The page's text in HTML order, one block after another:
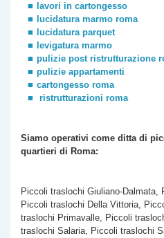
lavori in cartongesso
lucidatura marmo roma
lucidatura parquet
levigatura marmo
pulizie post ristrutturazione
pulizie appartamenti
cartongesso roma
ristrutturazioni roma
Siamo operativi come ditta di
quartieri di Roma:
Piccoli traslochi Giuliano-Dalmata,
Piccoli traslochi Della Vittoria,
traslochi Primavalle, Piccoli
traslochi Salaria, Piccoli traslochi